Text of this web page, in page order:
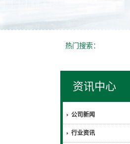
热门搜索：
资讯中心
公司新闻
行业资讯